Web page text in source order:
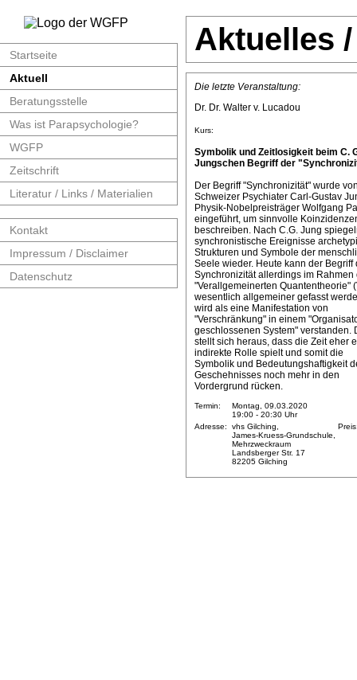
Startseite
Aktuell
Beratungsstelle
Was ist Parapsychologie?
WGFP
Zeitschrift
Literatur / Links / Materialien
Kontakt
Impressum / Disclaimer
Datenschutz
Aktuelles
Die letzte Veranstaltung:
Dr. Dr. Walter v. Lucadou
Kurs:
Symbolik und Zeitlosigkeit beim C.
Jungschen Begriff der
Der Begriff "Synchronizität" wurde
Schweizer Psychiater Carl-Gustav
Physik-Nobelpreisträger Wolfgang
eingeführt, um sinnvolle
beschreiben. Nach C.G. Jung
synchronistische Ereignisse
Strukturen und Symbole der
Seele wieder. Heute kann der Begriff
Synchronizität allerdings im Rahmen
"Verallgemeinerten Quantentheorie"
wesentlich allgemeiner gefasst
wird als eine Manifestation von
"Verschränkung" in einem
geschlossenen System" verstanden.
stellt sich heraus, dass die Zeit eher
indirekte Rolle spielt und somit die
Symbolik und Bedeutungshaftigkeit
Geschehnisses noch mehr in den
Vordergrund rücken.
Termin:
Montag, 09.03.2020
19:00 - 20:30 Uhr
Adresse:
vhs Gilching,
James-Kruess-Grundschule,
Mehrzweckraum
Landsberger Str. 17
82205 Gilching